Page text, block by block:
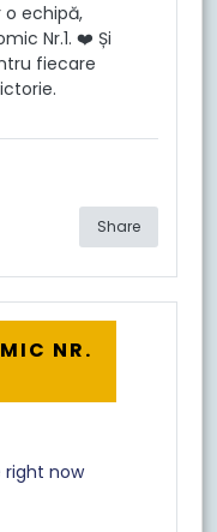
echipă,
Nr.1. ❤️ Și
fiecare
Share
NR.
right now